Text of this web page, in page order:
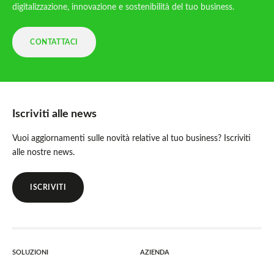
digitalizzazione, innovazione e sostenibilità del tuo business.
CONTATTACI
Iscriviti alle news
Vuoi aggiornamenti sulle novità relative al tuo business? Iscriviti
alle nostre news.
ISCRIVITI
SOLUZIONI AZIENDA